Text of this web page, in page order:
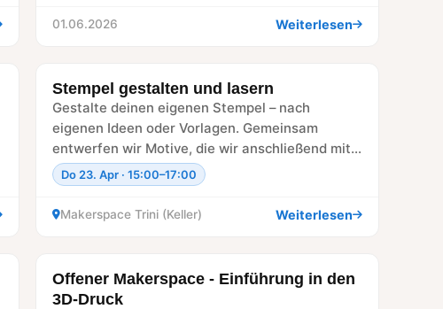
01.06.2026 Weiterlesen
WORKSHOP
Stempel gestalten und lasern
Gestalte deinen eigenen Stempel – nach
eigenen Ideen oder Vorlagen. Gemeinsam
entwerfen wir Motive, die wir anschließend mit
dem Lasercutter lasern. Schritt…
Do 23. Apr · 15:00–17:00
Makerspace Trini (Keller) Weiterlesen
WORKSHOP
Offener Makerspace - Einführung in den
3D-Druck